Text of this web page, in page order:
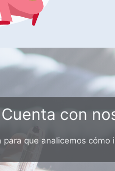
Cuenta con
para que analicemos cómo